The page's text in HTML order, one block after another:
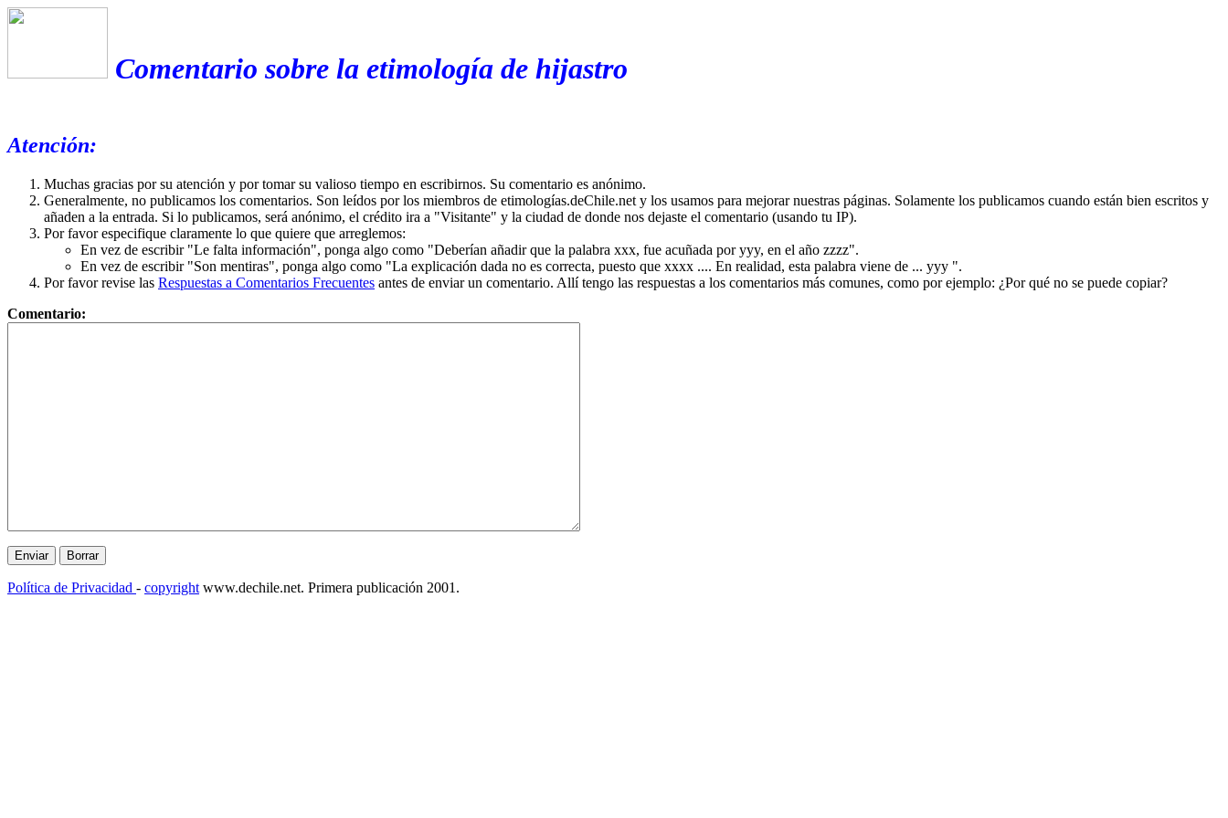
Comentario sobre la etimología de hijastro
Atención:
Muchas gracias por su atención y por tomar su valioso tiempo en escribirnos. Su comentario es anónimo.
Generalmente, no publicamos los comentarios. Son leídos por los miembros de etimologías.deChile.net y los usamos para mejorar nuestras páginas. Solamente los publicamos cuando están bien escritos y
añaden a la entrada. Si lo publicamos, será anónimo, el crédito ira a "Visitante" y la ciudad de donde nos dejaste el comentario (usando tu IP).
Por favor especifique claramente lo que quiere que arreglemos:
En vez de escribir "Le falta información", ponga algo como "Deberían añadir que la palabra xxx, fue acuñada por yyy, en el año zzzz".
En vez de escribir "Son mentiras", ponga algo como "La explicación dada no es correcta, puesto que xxxx .... En realidad, esta palabra viene de ... yyy ".
Por favor revise las Respuestas a Comentarios Frecuentes antes de enviar un comentario. Allí tengo las respuestas a los comentarios más comunes, como por ejemplo: ¿Por qué no se puede copiar?
Comentario:
Política de Privacidad - copyright www.dechile.net. Primera publicación 2001.